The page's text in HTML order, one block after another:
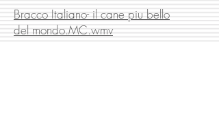
Bracco Italiano- il cane piu bello
del mondo.MC.wmv